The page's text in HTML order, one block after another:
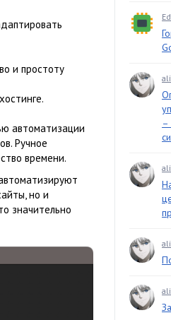
и простоту
автоматизации
Ручное
времени.
но и
значительно
–